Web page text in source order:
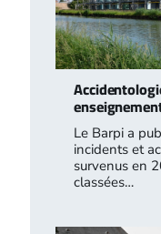
Le Barpi a
incidents et
survenus en
classées…